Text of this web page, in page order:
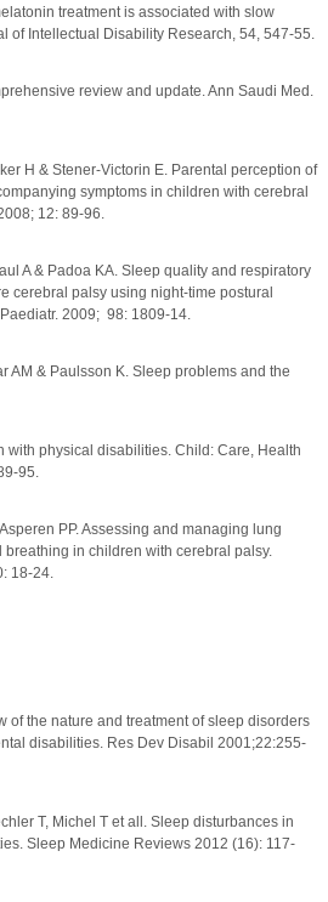
treatment is associated with slow
of Intellectual Disability Research, 54, 547-55.
review and update. Ann Saudi Med.
H & Stener-Victorin E. Parental perception of
symptoms in children with cerebral
12: 89-96.
A & Padoa KA. Sleep quality and respiratory
cerebral palsy using night-time postural
2009; 98: 1809-14.
AM & Paulsson K. Sleep problems and the
with physical disabilities. Child: Care, Health
95.
PP. Assessing and managing lung
in children with cerebral palsy.
18-24.
of the nature and treatment of sleep disorders
disabilities. Res Dev Disabil 2001;22:255-
T, Michel T et all. Sleep disturbances in
Sleep Medicine Reviews 2012 (16): 117-